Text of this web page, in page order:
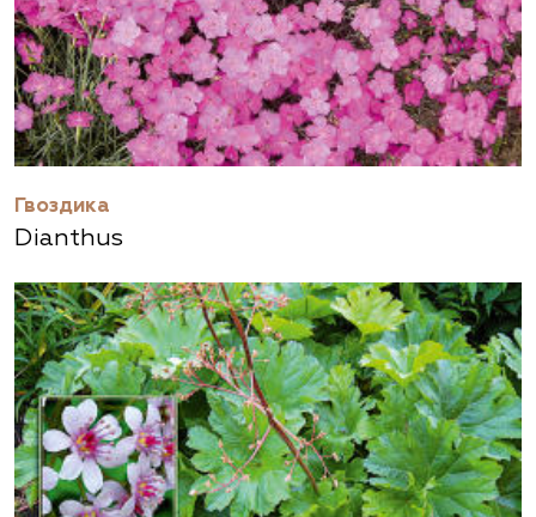
Гвоздика
Dianthus